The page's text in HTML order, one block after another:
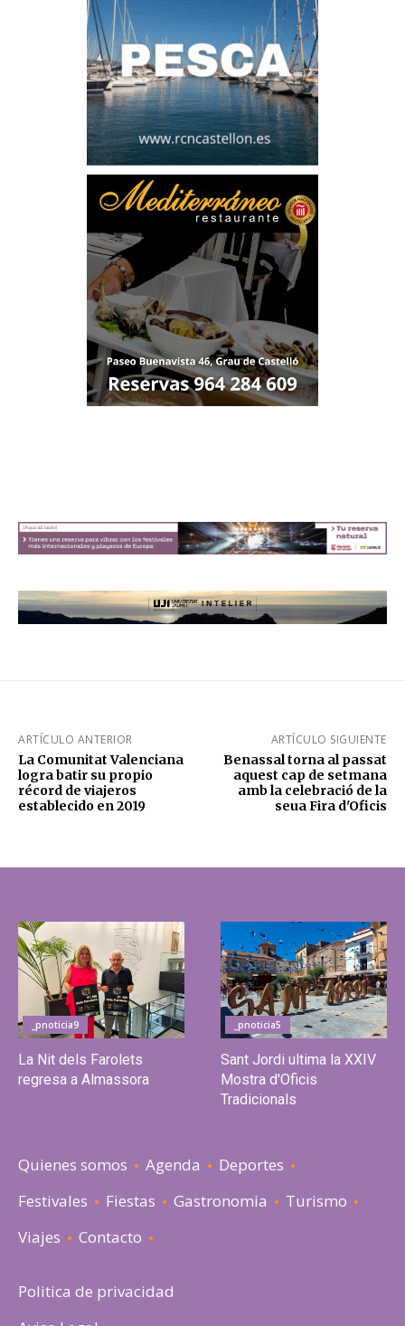
ARTÍCULO ANTERIOR
La Comunitat Valenciana
logra batir su propio
récord de viajeros
establecido en 2019
ARTÍCULO SIGUIENTE
Benassal torna al passat
aquest cap de setmana
amb la celebració de la
seua Fira d'Oficis
_pnoticia9
La Nit dels Farolets
regresa a Almassora
_pnoticia5
Sant Jordi ultima la XXIV
Mostra d'Oficis
Tradicionals
Quienes somos Agenda
Deportes
Festivales
Fiestas Gastronomia
Turismo
Viajes
Contacto
Politica de privacidad